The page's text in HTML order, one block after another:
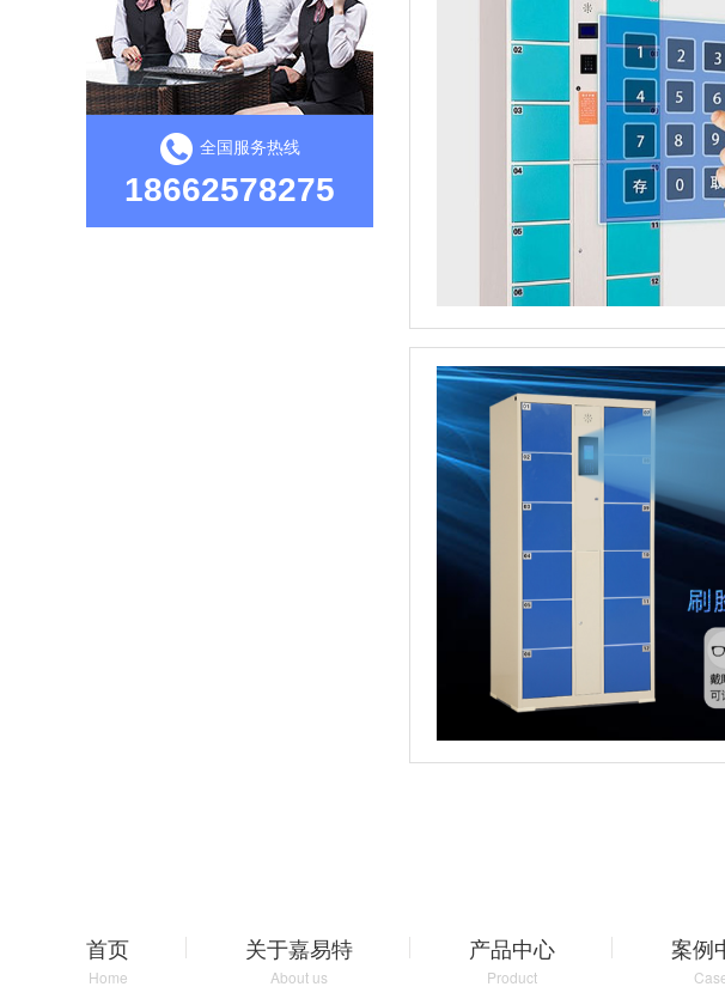
全国服务热线
18662578275
首页
Home
关于嘉易特
About us
产品中心
Product
案例